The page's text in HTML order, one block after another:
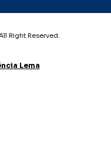
Right Reserved.
Lema